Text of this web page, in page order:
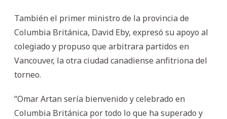
También el primer ministro de la provincia de
Columbia Británica, David Eby, expresó su apoyo al
colegiado y propuso que arbitrara partidos en
Vancouver, la otra ciudad canadiense anfitriona del
torneo.
“Omar Artan sería bienvenido y celebrado en
Columbia Británica por todo lo que ha superado y